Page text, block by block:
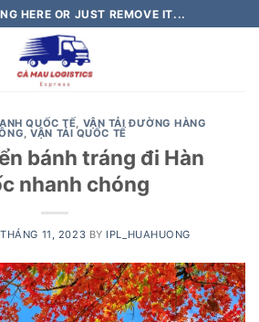
HERE OR JUST REMOVE IT...
QUỐC TẾ, VẬN TẢI ĐƯỜNG HÀNG
,VẬN TẢI QUỐC TẾ
bánh tráng đi Hàn
nhanh chóng
11, 2023 BY IPL_HUAHUONG